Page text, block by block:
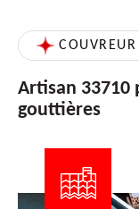
Artisan 33710
gouttières